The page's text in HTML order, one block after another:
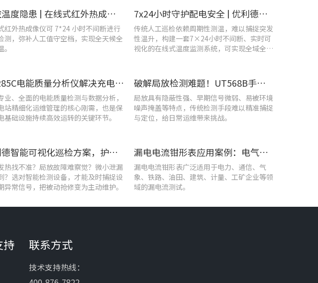
智控温度隐患 | 在线式红外热成像仪在UPS电源柜老化监测中的应用
红外热成像仪可 7*24 小时不间断进行
测，弥补人工值守空档，实现全天候全
7x24小时守护配电安全 | 优利德在线式热成像方案在配电系统中的应用实践
传统人工巡检依赖周期性测温，难以捕捉突发
性温升，构建一套7×24小时不间断、实时可
视化的在线式温度监测系统，可实现全域全时
UT285C电能质量分析仪解决充电站三相用电各类难题
业、全面的电能质量检测与数据分析，
站精细化运维管理的核心刚需，也是保
基础设施持续高效运转的关键环节。
破解局放检测难题！UT568B手持式声学成像仪让隐患“可视化”
局放具有隐蔽性强、早期信号微弱、易被环境
噪声掩盖等特点，传统检测手段难以精准捕捉
与定位，给日常运维带来挑战。
优利德智能可视化巡检方案，护航油气行业高效运维
热找不准？局放故障难察觉？微小泄漏
？选对智能检测设备，才能及时捕捉设
异常信号，把被动抢修变为主动维护。
漏电电流钳形表应用案例：电气设备检测
漏电电流钳形表广泛适用于电力、通信、气
象、铁路、油田、建筑、计量、工矿企业等领
域的漏电流测试。
持 联系方式
技术支持热线：